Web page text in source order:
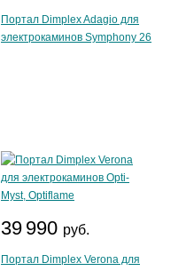
Портал Dimplex Adagio для
электрокаминов Symphony 26
39 990 руб.
Портал Dimplex Verona для